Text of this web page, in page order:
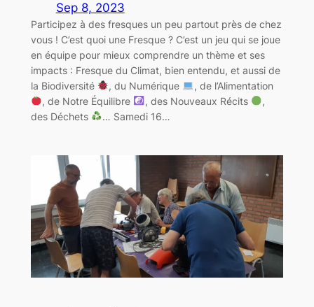
Sep 8, 2023
Participez à des fresques un peu partout près de chez
vous ! C’est quoi une Fresque ? C’est un jeu qui se joue
en équipe pour mieux comprendre un thème et ses
impacts : Fresque du Climat, bien entendu, et aussi de
la Biodiversité
, du Numérique
, de l’Alimentation
, de Notre Équilibre
, des Nouveaux Récits
,
des Déchets
… Samedi 16…